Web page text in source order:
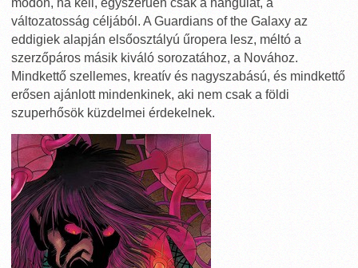
módon, ha kell, egyszerűen csak a hangulat, a
változatosság céljából. A Guardians of the Galaxy az
eddigiek alapján elsőosztályú űropera lesz, méltó a
szerzőpáros másik kiváló sorozatához, a Novához.
Mindkettő szellemes, kreatív és nagyszabású, és mindkettő
erősen ajánlott mindenkinek, aki nem csak a földi
szuperhősök küzdelmei érdekelnek.